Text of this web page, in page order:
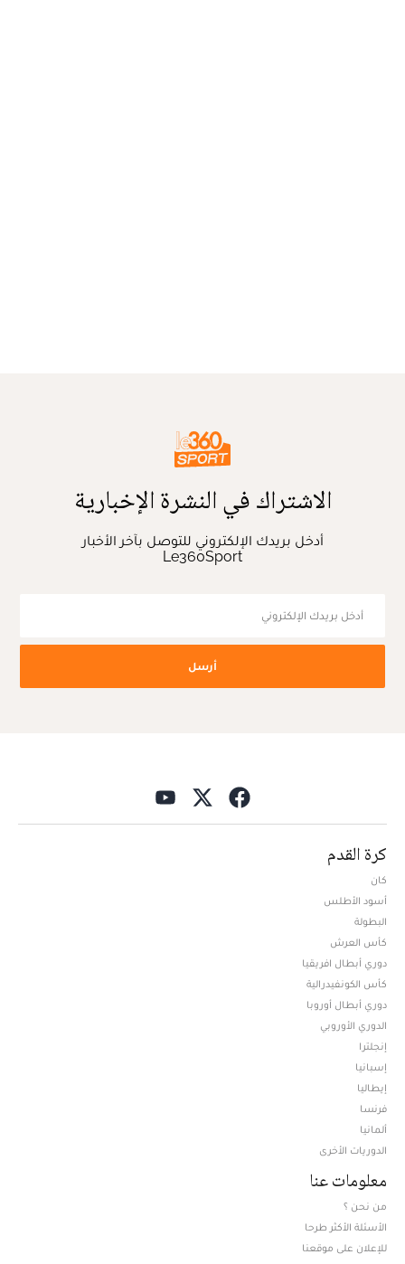
الاشتراك في النشرة الإخبارية
أدخل بريدك الإلكتروني للتوصل بآخر الأخبار
Le360Sport
أرسل
كرة القدم
كان
أسود الأطلس
البطولة
كأس العرش
دوري أبطال افريقيا
كأس الكونفيدرالية
دوري أبطال أوروبا
الدوري الأوروبي
إنجلترا
إسبانيا
إيطاليا
فرنسا
ألمانيا
الدوريات الأخرى
معلومات عنا
من نحن ؟
الأسئلة الأكثر طرحا
للإعلان على موقعنا